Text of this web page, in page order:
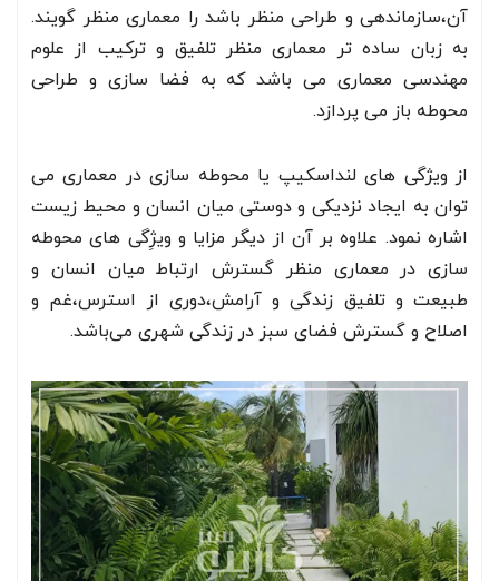
آن،سازماندهی و طراحی منظر باشد را معماری منظر گویند.
به زبان ساده تر معماری منظر تلفیق و ترکیب از علوم
مهندسی معماری می باشد که به فضا سازی و طراحی
محوطه باز می پردازد.
از ویژگی های لنداسکیپ یا محوطه سازی در معماری می
توان به ایجاد نزدیکی و دوستی میان انسان و محیط زیست
اشاره نمود. علاوه بر آن از دیگر مزایا و ویژِگی های محوطه
سازی در معماری منظر گسترش ارتباط میان انسان و
طبیعت و تلفیق زندگی و آرامش،دوری از استرس،غم و
اصلاح و گسترش فضای سبز در زندگی شهری می‌باشد.